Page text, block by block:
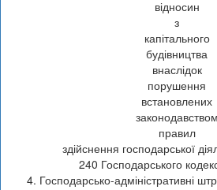
відносин
з
капітального
будівництва
внаслідок
порушення
встановлених
законодавством
правил
здійснення господарської
240 Господарського
4. Господарсько-адміністративні